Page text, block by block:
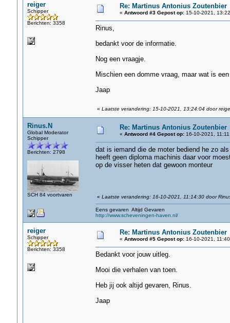
reiger
Schipper
Berichten: 3358
Re: Martinus Antonius Zoutenbier
« Antwoord #3 Gepost op:15-10-2021,
Rinus,
bedankt voor de informatie.
Nog een vraagje.
Mischien een domme vraag, maar wat is
Jaap
« Laatste verandering: 15-10-2021, 13:24:04 door
Rinus.N
Global Moderator
Schipper
Berichten: 2798
SCH 84 voortvaren
Re: Martinus Antonius Zoutenbier
« Antwoord #4 Gepost op:16-10-2021,
dat is iemand die de moter bediend he zo
heeft geen diploma machinis daar voor
op de visser heten dat gewoon monteur
« Laatste verandering: 16-10-2021, 11:14:30 door
Eens gevaren Altijd Gevaren
http://www.scheveningen-haven.nl/
reiger
Schipper
Berichten: 3358
Re: Martinus Antonius Zoutenbier
« Antwoord #5 Gepost op:16-10-2021,
Bedankt voor jouw uitleg.
Mooi die verhalen van toen.
Heb jij ook altijd gevaren, Rinus.
Jaap